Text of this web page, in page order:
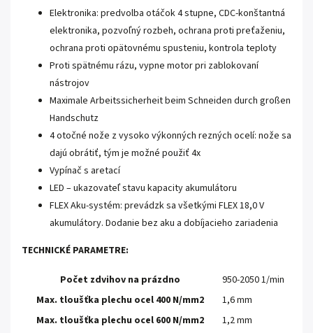
Elektronika: predvolba otáčok 4 stupne, CDC-konštantná
elektronika, pozvoľný rozbeh, ochrana proti preťaženiu,
ochrana proti opätovnému spusteniu, kontrola teploty
Proti spätnému rázu, vypne motor pri zablokovaní
nástrojov
Maximale Arbeitssicherheit beim Schneiden durch großen
Handschutz
4 otočné nože z vysoko výkonných rezných ocelí: nože sa
dajú obrátiť, tým je možné použiť 4x
Vypínač s aretací
LED – ukazovateľ stavu kapacity akumulátoru
FLEX Aku-systém: prevádzk sa všetkými FLEX 18,0 V
akumulátory. Dodanie bez aku a dobíjacieho zariadenia
TECHNICKÉ PARAMETRE:
Počet zdvihov na prázdno
950-2050 1/min
Max. tloušťka plechu ocel 400 N/mm2
1,6 mm
Max. tloušťka plechu ocel 600 N/mm2
1,2 mm